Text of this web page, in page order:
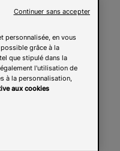
personnalisée, en vous
grâce à la
que stipulé dans la
l'utilisation de
à la personnalisation,
aux cookies
Continuer sans accepter